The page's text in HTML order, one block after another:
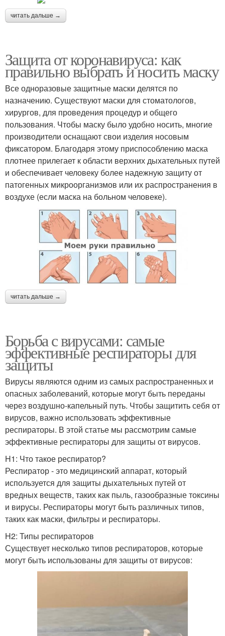
читать дальше →
Защита от коронавируса: как
правильно выбрать и носить маску
Все одноразовые защитные маски делятся по
назначению. Существуют маски для стоматологов,
хирургов, для проведения процедур и общего
пользования. Чтобы маску было удобно носить, многие
производители оснащают свои изделия носовым
фиксатором. Благодаря этому приспособлению маска
плотнее прилегает к области верхних дыхательных путей
и обеспечивает человеку более надежную защиту от
патогенных микроорганизмов или их распространения в
воздухе (если маска на больном человеке).
читать дальше →
Борьба с вирусами: самые
эффективные респираторы для
защиты
Вирусы являются одним из самых распространенных и
опасных заболеваний, которые могут быть переданы
через воздушно-капельный путь. Чтобы защитить себя от
вирусов, важно использовать эффективные
респираторы. В этой статье мы рассмотрим самые
эффективные респираторы для защиты от вирусов.
H1: Что такое респиратор?
Респиратор - это медицинский аппарат, который
используется для защиты дыхательных путей от
вредных веществ, таких как пыль, газообразные токсины
и вирусы. Респираторы могут быть различных типов,
таких как маски, фильтры и респираторы.
H2: Типы респираторов
Существует несколько типов респираторов, которые
могут быть использованы для защиты от вирусов: